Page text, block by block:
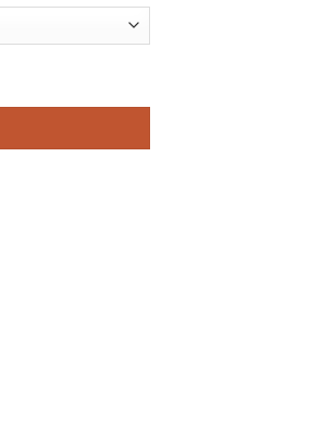
quantity